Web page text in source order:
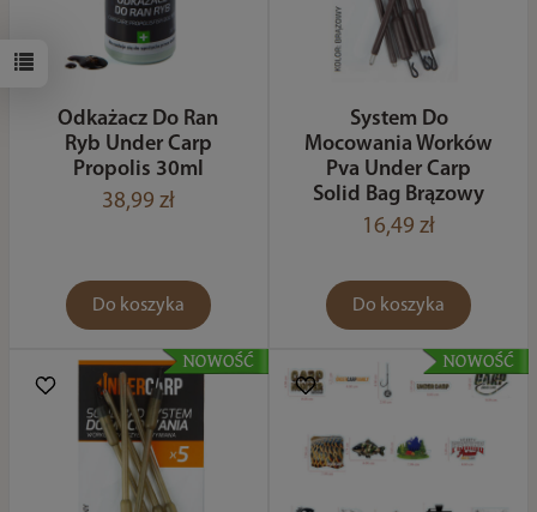
Odkażacz Do Ran
Ryb Under Carp
Propolis 30ml
38,99 zł
Do koszyka
System Do
Mocowania Worków
Pva Under Carp
Solid Bag Brązowy
16,49 zł
Do koszyka